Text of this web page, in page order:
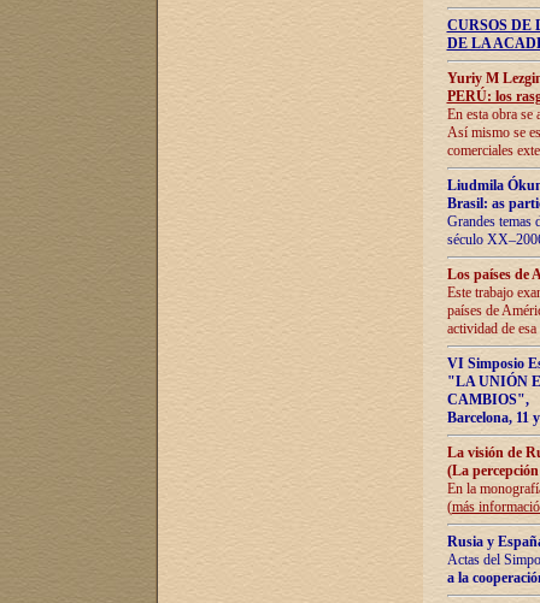
CURSOS
DE LA
Yuriy M
PERÚ: los
En esta obra se
Así mismo se
comerciales
Liudmila
Brasil: as
Grandes temas
século
Los países de
Este trabajo
países de
actividad de
VI Simposio
"LA UNIÓN
CAMBIOS",
Barcelona, 11
La visión de
(La
En la
(más
Rusia y
Actas del
a la